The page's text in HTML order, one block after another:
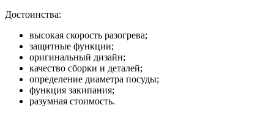
Достоинства:
высокая скорость разогрева;
защитные функции;
оригинальный дизайн;
качество сборки и деталей;
определение диаметра посуды;
функция закипания;
разумная стоимость.